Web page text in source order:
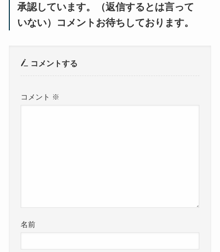
承認しています。（返信するとは言って
いない）コメントお待ちしております。
コメントする
コメント ※
名前